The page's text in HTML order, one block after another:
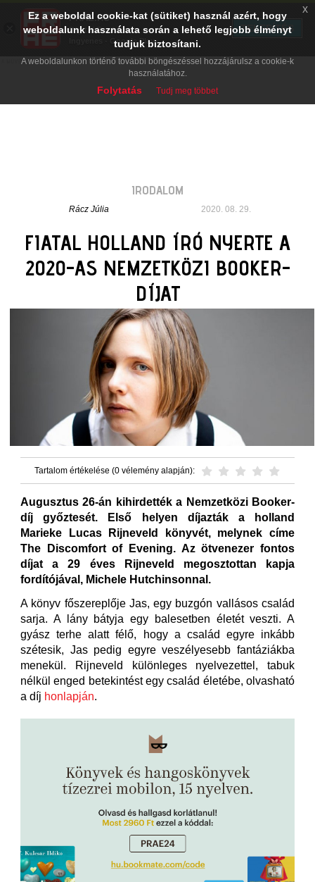
IRODALOM
Rácz Júlia 2020. 08. 29.
FIATAL HOLLAND ÍRÓ NYERTE A
2020-AS NEMZETKÖZI BOOKER-
DÍJAT
Tartalom értékelése (0 vélemény alapján):
Augusztus 26-án kihirdették a Nemzetközi Booker-
díj győztesét. Első helyen díjazták a holland
Marieke Lucas Rijneveld könyvét, melynek címe
The Discomfort of Evening. Az ötvenezer fontos
díjat a 29 éves Rijneveld megosztottan kapja
fordítójával, Michele Hutchinsonnal.
A könyv főszereplője Jas, egy buzgón vallásos család
sarja. A lány bátyja egy balesetben életét veszti. A
gyász terhe alatt félő, hogy a család egyre inkább
szétesik, Jas pedig egyre veszélyesebb fantáziákba
menekül. Rijneveld különleges nyelvezettel, tabuk
nélkül enged betekintést egy család életébe, olvasható
a díj honlapján.
Ez a weboldal cookie-kat (sütiket) használ azért, hogy
weboldalunk használata során a lehető legjobb élményt
tudjuk biztosítani.
A weboldalunkon történő további böngészéssel hozzájárulsz a cookie-k
használatához.
Folytatás Tudj meg többet
x
PRAE.HU
Digital Evolution
Ingyenes - Google Play
TELEPÍTÉS